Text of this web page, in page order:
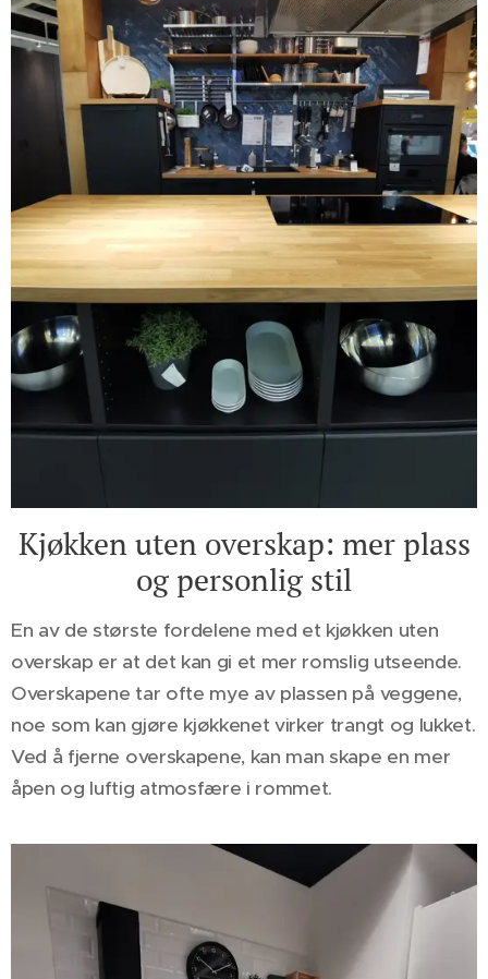
Kjøkken uten overskap: mer plass
og personlig stil
En av de største fordelene med et kjøkken uten
overskap er at det kan gi et mer romslig utseende.
Overskapene tar ofte mye av plassen på veggene,
noe som kan gjøre kjøkkenet virker trangt og lukket.
Ved å fjerne overskapene, kan man skape en mer
åpen og luftig atmosfære i rommet.